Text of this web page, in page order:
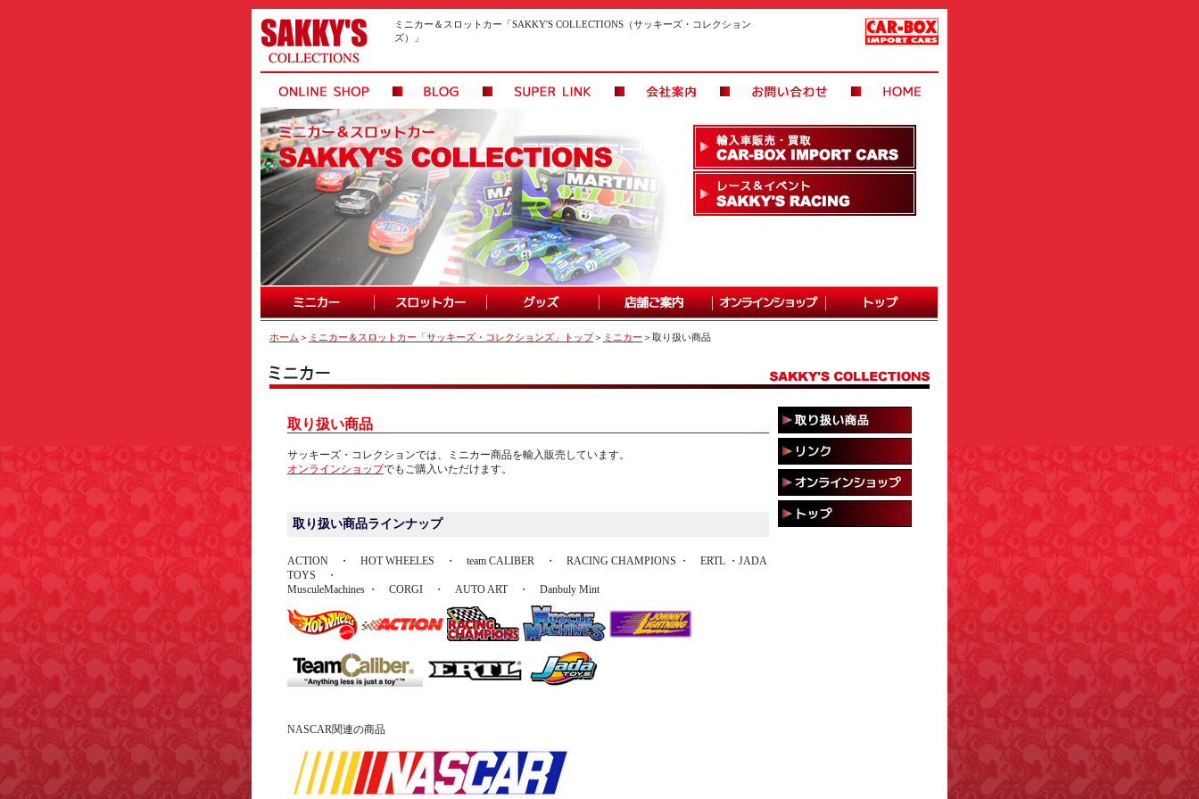
ミニカー＆スロットカー「SAKKY'S COLLECTIONS（サッキーズ・コレクション
ズ）」
ホーム ＞ ミニカー＆スロットカー「サッキーズ・コレクションズ」トップ＞ ミニカー ＞取り扱い商品
取り扱い商品
サッキーズ・コレクションでは、ミニカー商品を輸入販売しています。
オンラインショップでもご購入いただけます。
取り扱い商品ラインナップ
ACTION ・ HOT WHEELES ・ team CALIBER ・ RACING CHAMPIONS ・ ERTL ・JADA
TOYS ・
MusculeMachines ・ CORGI ・ AUTO ART ・ Danbuly Mint
NASCAR関連の商品